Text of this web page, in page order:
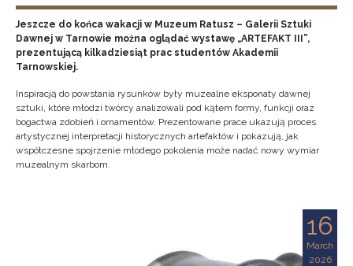
Jeszcze do końca wakacji w Muzeum Ratusz – Galerii Sztuki
Dawnej w Tarnowie można oglądać wystawę „ARTEFAKT III”,
prezentującą kilkadziesiąt prac studentów Akademii
Tarnowskiej.
Inspiracją do powstania rysunków były muzealne eksponaty dawnej
sztuki, które młodzi twórcy analizowali pod kątem formy, funkcji oraz
bogactwa zdobień i ornamentów. Prezentowane prace ukazują proces
artystycznej interpretacji historycznych artefaktów i pokazują, jak
współczesne spojrzenie młodego pokolenia może nadać nowy wymiar
muzealnym skarbom.
16
March
2026